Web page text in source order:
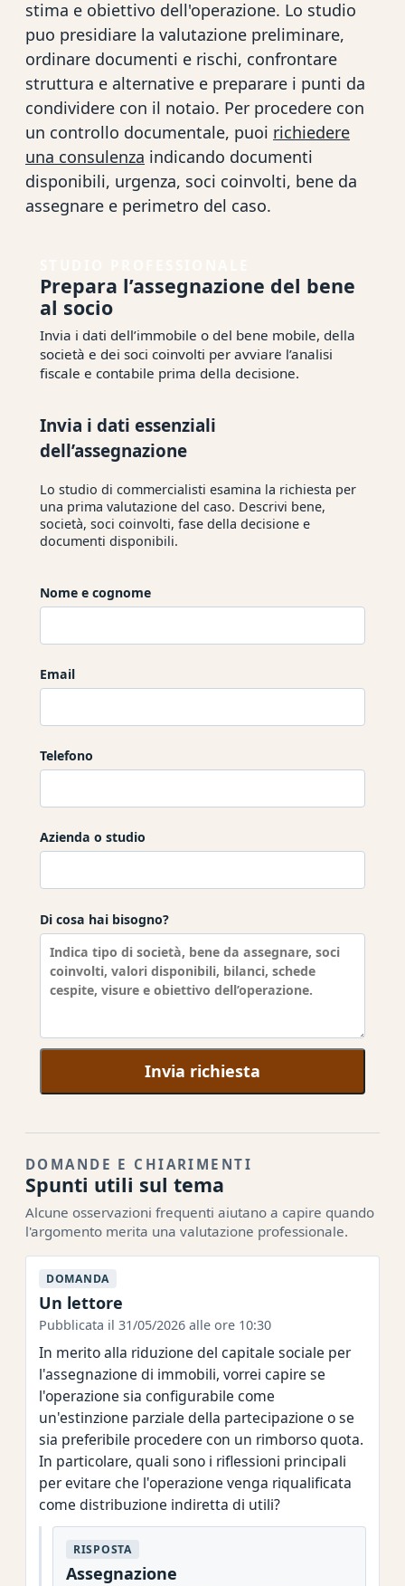
stima e obiettivo dell'operazione. Lo studio
puo presidiare la valutazione preliminare,
ordinare documenti e rischi, confrontare
struttura e alternative e preparare i punti da
condividere con il notaio. Per procedere con
un controllo documentale, puoi richiedere
una consulenza indicando documenti
disponibili, urgenza, soci coinvolti, bene da
assegnare e perimetro del caso.
Prepara l’assegnazione del bene
al socio
Invia i dati dell’immobile o del bene mobile, della
società e dei soci coinvolti per avviare l’analisi
fiscale e contabile prima della decisione.
Invia i dati essenziali
dell’assegnazione
Lo studio di commercialisti esamina la richiesta per
una prima valutazione del caso. Descrivi bene,
società, soci coinvolti, fase della decisione e
documenti disponibili.
Nome e cognome
Email
Telefono
Azienda o studio
Di cosa hai bisogno?
Invia richiesta
DOMANDE E CHIARIMENTI
Spunti utili sul tema
Alcune osservazioni frequenti aiutano a capire quando
l'argomento merita una valutazione professionale.
DOMANDA
Un lettore
Pubblicata il 31/05/2026 alle ore 10:30
In merito alla riduzione del capitale sociale per
l'assegnazione di immobili, vorrei capire se
l'operazione sia configurabile come
un'estinzione parziale della partecipazione o se
sia preferibile procedere con un rimborso quota.
In particolare, quali sono i riflessioni principali
per evitare che l'operazione venga riqualificata
come distribuzione indiretta di utili?
RISPOSTA
Assegnazione